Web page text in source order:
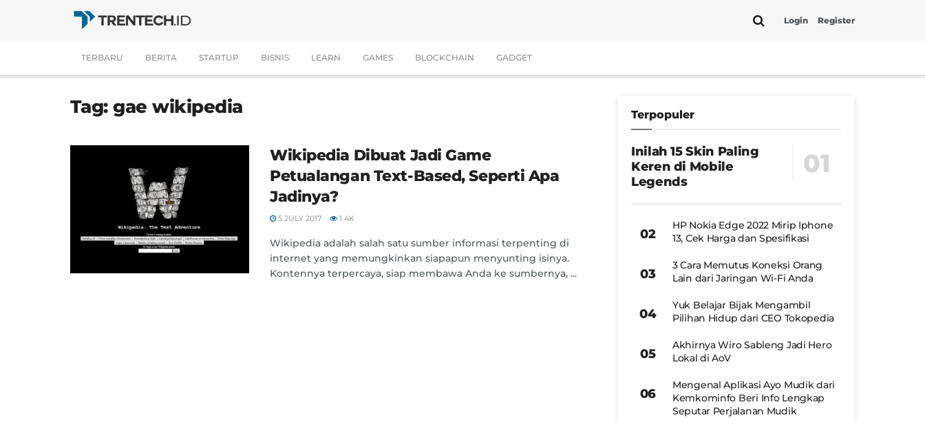
Login Register
TERBARU BERITA STARTUP BISNIS LEARN GAMES BLOCKCHAIN GADGET
Tag:gae wikipedia
Wikipedia Dibuat Jadi Game
Petualangan Text-Based, Seperti Apa
Jadinya?
5 JULY 2017 1.4K
Wikipedia adalah salah satu sumber informasi terpenting di
internet yang memungkinkan siapapun menyunting isinya.
Kontennya terpercaya, siap membawa Anda ke sumbernya, ...
Terpopuler
Inilah 15 Skin Paling
Keren di Mobile
Legends
HP Nokia Edge 2022 Mirip Iphone
13, Cek Harga dan Spesifikasi
3 Cara Memutus Koneksi Orang
Lain dari Jaringan Wi-Fi Anda
Yuk Belajar Bijak Mengambil
Pilihan Hidup dari CEO Tokopedia
Akhirnya Wiro Sableng Jadi Hero
Lokal di AoV
Mengenal Aplikasi Ayo Mudik dari
Kemkominfo Beri Info Lengkap
Seputar Perjalanan Mudik